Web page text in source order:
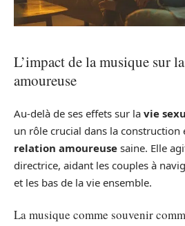
L’impact de la musique sur
amoureuse
Au-delà de ses effets sur la vie
un rôle crucial dans la construction
relation amoureuse saine. Elle
directrice, aidant les couples à
et les bas de la vie ensemble.
La musique comme souvenir